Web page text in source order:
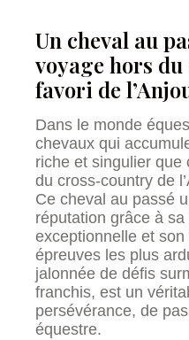
Un cheval au
voyage hors du
favori de
Dans le monde
chevaux qui
riche et singulier que
du cross-country de
Ce cheval au passé
réputation grâce à
exceptionnelle et
épreuves les plus
jalonnée de défis
franchis, est un
persévérance, de
équestre.